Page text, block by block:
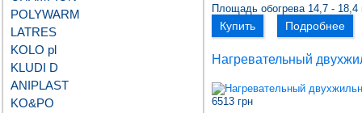
POLYWARM
LATRES
KOLO pl
KLUDI D
ANIPLAST
KO&PO
Площадь обогрева 14,7 - 18,4
Купить Подробнее
Нагревательный
6513 грн